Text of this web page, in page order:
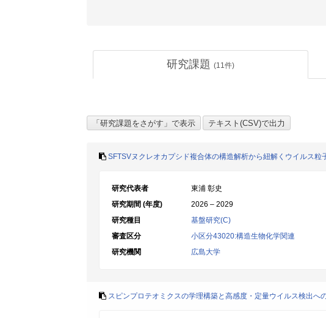
研究課題 (11件)
SFTSVヌクレオカプシド複合体の構造解析から紐解くウイルス粒
研究代表者
東浦 彰史
研究期間 (年度)
2026 – 2029
研究種目
基盤研究(C)
審査区分
小区分43020:構造生物化学関連
研究機関
広島大学
スピンプロテオミクスの学理構築と高感度・定量ウイルス検出へ